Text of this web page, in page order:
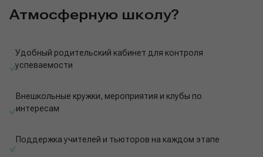
Атмосферную школу?
Удобный родительский кабинет для контроля
успеваемости
Внешкольные кружки, мероприятия и клубы по
интересам
Поддержка учителей и тьюторов на каждом этапе